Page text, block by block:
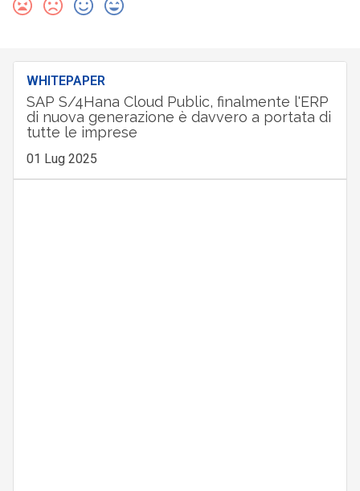
WHITEPAPER
SAP S/4Hana Cloud Public, finalmente l'ERP
di nuova generazione è davvero a portata di
tutte le imprese
01 Lug 2025